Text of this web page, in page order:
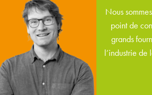
Frederik
Feuerhahn
responsable développement
produit
Nous
point de
grands
l’industrie de